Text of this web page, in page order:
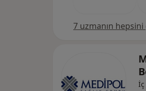
7 uzmanın
İç